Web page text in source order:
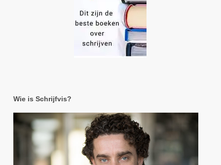
Wie is Schrijfvis?